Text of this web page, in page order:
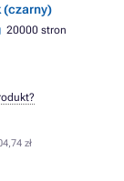
(czarny)
20000 stron
zł